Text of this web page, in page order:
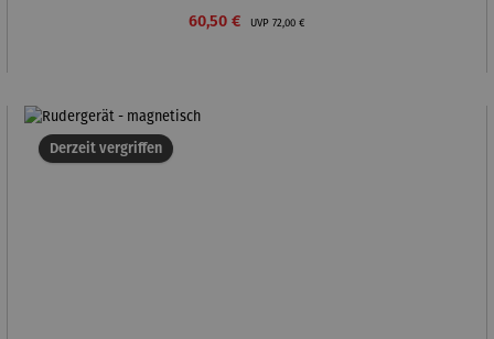
Verkaufspreis:
60,50 € UVP Regulärer Preis:
72,00 €
Derzeit vergriffen